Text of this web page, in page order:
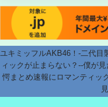
ユキミッフルAKB46！-二代目
ィックが止まらない？--僕が
愕まとめ速報にロマンティッ